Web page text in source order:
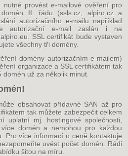
provést e-mailové ověření pro
II. řádu (ssls.cz, alpiro.cz a
autorizačního e-mailu například
autorizační e-mail zaslán i na
SSL certifikát bude vystaven
všechny tři domény.
domény autorizačním e-mailem)
organizace a SSL certifikátem tak
už za několik minut.
obsahovat přídavné SAN až pro
tak můžete zabezpečit celkem
uplatní mj. hostingové společnosti,
domén a nemohou pro každou
Pro více informací o ceně kontaktuje
uvést počet domén. Rádi
šitou na míru.